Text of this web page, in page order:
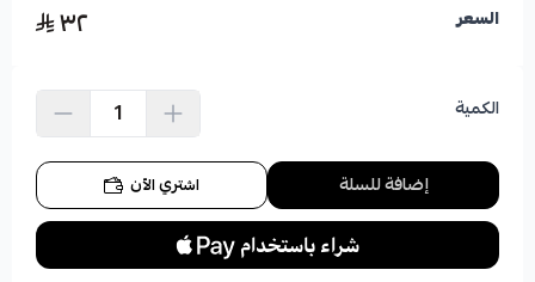
السعر ٣٢
الكمية
إضافة للسلة اشتري الآن